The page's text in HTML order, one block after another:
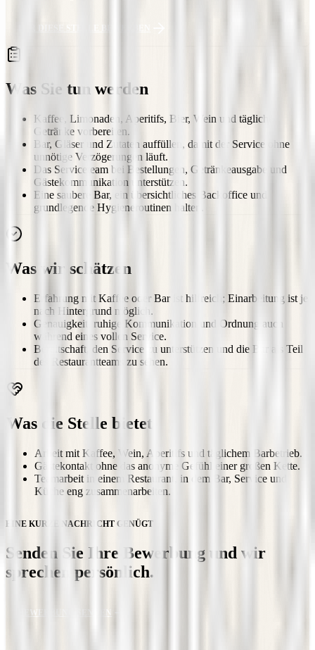
Was Sie tun werden
Kaffee, Limonaden, Aperitifs, Bier, Wein und tägliche
Getränke vorbereiten.
Bar, Gläser und Zutaten auffüllen, damit der Service ohne
unnötige Verzögerungen läuft.
Das Serviceteam bei Bestellungen, Getränkeausgabe und
Gästekommunikation unterstützen.
Eine saubere Bar, ein übersichtliches Backoffice und
grundlegende Hygieneroutinen halten.
Was wir schätzen
Erfahrung mit Kaffee oder Bar ist hilfreich; Einarbeitung ist je
nach Hintergrund möglich.
Genauigkeit, ruhige Kommunikation und Ordnung auch
während eines vollen Service.
Bereitschaft, den Service zu unterstützen und die Bar als Teil
des Restaurantteams zu sehen.
Was die Stelle bietet
Arbeit mit Kaffee, Wein, Aperitifs und täglichem Barbetrieb.
Gästekontakt ohne das anonyme Gefühl einer großen Kette.
Teamarbeit in einem Restaurant, in dem Bar, Service und
Küche eng zusammenarbeiten.
EINE KURZE NACHRICHT GENÜGT
Senden Sie Ihre Bewerbung und wir
sprechen persönlich.